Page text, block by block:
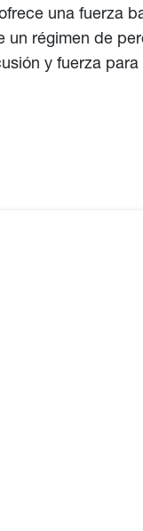
una fuerza
un régimen de
y fuerza